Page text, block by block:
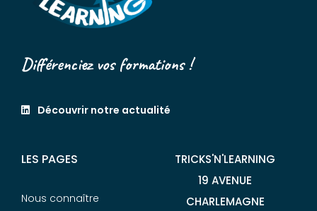
Différenciez vos formations !
Découvrir notre actualité
LES PAGES
Nous connaître
TRICKS'N'LEARNING
19 AVENUE
CHARLEMAGNE